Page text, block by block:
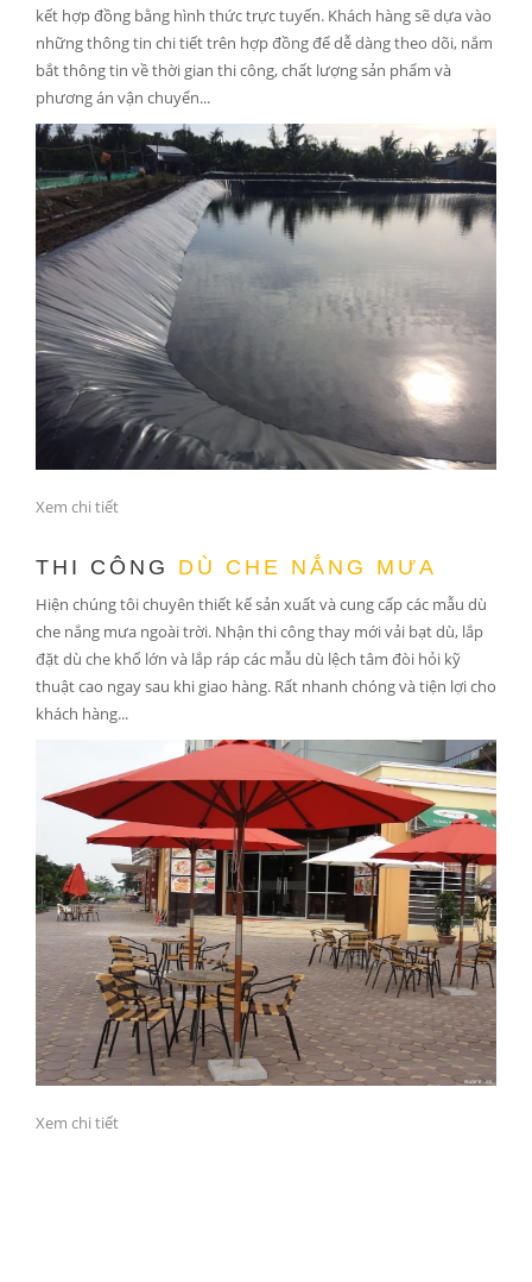
kết hợp đồng bằng hình thức trực tuyến. Khách hàng sẽ dựa vào
những thông tin chi tiết trên hợp đồng để dễ dàng theo dõi, nắm
bắt thông tin về thời gian thi công, chất lượng sản phẩm và
phương án vận chuyển...
Xem chi tiết
THI CÔNG DÙ CHE NẮNG MƯA
Hiện chúng tôi chuyên thiết kế sản xuất và cung cấp các mẫu dù
che nắng mưa ngoài trời. Nhận thi công thay mới vải bạt dù, lắp
đặt dù che khổ lớn và lắp ráp các mẫu dù lệch tâm đòi hỏi kỹ
thuật cao ngay sau khi giao hàng. Rất nhanh chóng và tiện lợi cho
khách hàng...
Xem chi tiết